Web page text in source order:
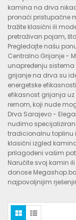
kamina na drva
pronaći pristupačne
tražite klasični ili
pretraživan pojam,
Pregledajte našu
Centralno Grijanje -
unapređenju
grijanje na drva su
energetske
efikasnost grijanja
rernom, koji nude
Drva Sarajevo -
nudimo
tradicionalnu toplinu
klasični izgled
prilagođeni vašim
Naručite svoj kamin
donose
najpovoljnijim